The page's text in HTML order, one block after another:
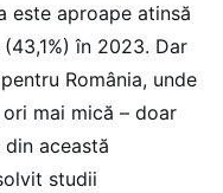
este aproape atinsă
în 2023. Dar
România, unde
mai mică – doar
această
studii